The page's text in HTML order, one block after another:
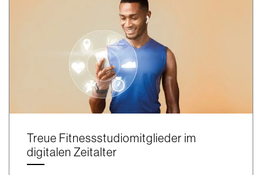
Treue Fitnessstudiomitglieder im
digitalen Zeitalter